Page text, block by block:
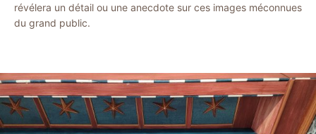
révélera un détail ou une anecdote sur ces images méconnues
du grand public.